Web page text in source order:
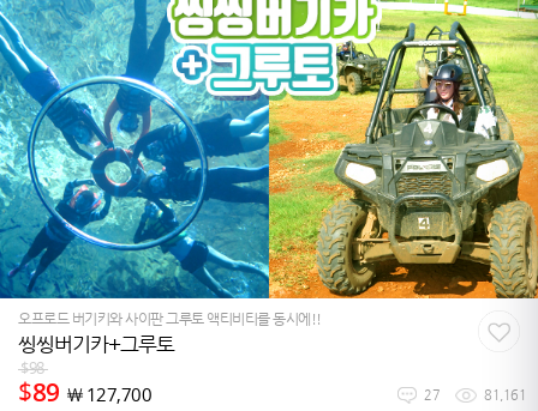
오프로드 버기키와 사이판 그루토 액티비티를 동시에!!
씽씽버기카+그루토
$98
$89 ￦ 127,700 27 81,161